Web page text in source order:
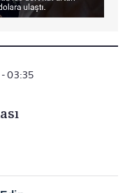
03:35